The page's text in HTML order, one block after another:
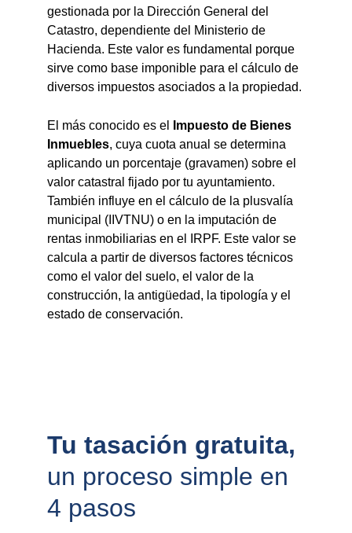
gestionada por la Dirección General del
Catastro, dependiente del Ministerio de
Hacienda. Este valor es fundamental porque
sirve como base imponible para el cálculo de
diversos impuestos asociados a la propiedad.
El más conocido es el
Impuesto de Bienes
Inmuebles, cuya cuota anual se determina
aplicando un porcentaje (gravamen) sobre el
valor catastral fijado por tu ayuntamiento.
También influye en el cálculo de la plusvalía
municipal (IIVTNU) o en la imputación de
rentas inmobiliarias en el IRPF. Este valor se
calcula a partir de diversos factores técnicos
como el valor del suelo, el valor de la
construcción, la antigüedad, la tipología y el
estado de conservación.
Tu tasación gratuita,
un proceso simple en
4 pasos